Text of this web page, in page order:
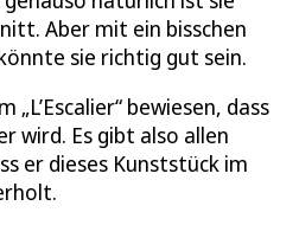
Aber mit ein bisschen
sie richtig gut sein.
bewiesen, dass
wird. Es gibt also allen
er dieses Kunststück im